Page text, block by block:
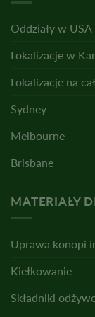
Oddziały w USA
Lokalizacje w
Lokalizacje na
Sydney
Melbourne
Brisbane
MATERIAŁY
Uprawa konopi
Kiełkowanie
Składniki